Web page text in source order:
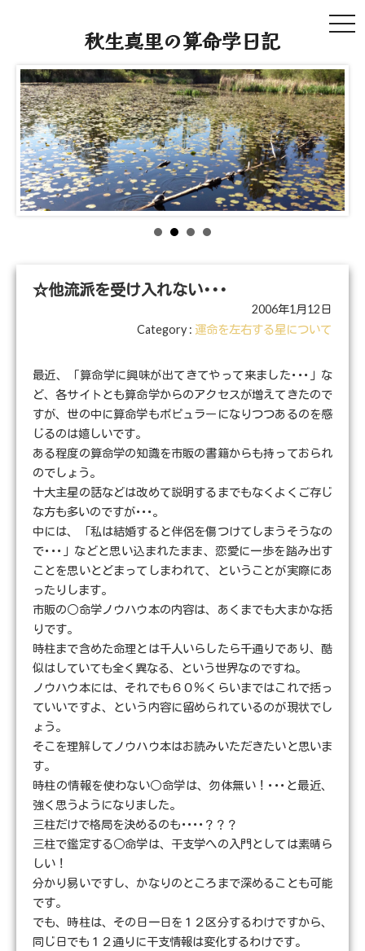
秋生真里の算命学日記
☆他流派を受け入れない･･･
2006年1月12日
Category : 運命を左右する星について
最近、「算命学に興味が出てきてやって来ました･･･」な
ど、各サイトとも算命学からのアクセスが増えてきたので
すが、世の中に算命学もポピュラーになりつつあるのを感
じるのは嬉しいです。
ある程度の算命学の知識を市販の書籍からも持っておられ
のでしょう。
十大主星の話などは改めて説明するまでもなくよくご存じ
な方も多いのですが･･･。
中には、「私は結婚すると伴侶を傷つけてしまうそうなの
で･･･」などと思い込まれたまま、恋愛に一歩を踏み出す
ことを思いとどまってしまわれて、ということが実際にあ
ったりします。
市販の○命学ノウハウ本の内容は、あくまでも大まかな括
りです。
時柱まで含めた命理とは千人いらしたら千通りであり、酷
似はしていても全く異なる、という世界なのですね。
ノウハウ本には、それでも６０％くらいまではこれで括っ
ていいですよ、という内容に留められているのが現状でし
ょう。
そこを理解してノウハウ本はお読みいただきたいと思いま
す。
時柱の情報を使わない○命学は、勿体無い！･･･と最近、
強く思うようになりました。
三柱だけで格局を決めるのも････？？？
三柱で鑑定する○命学は、干支学への入門としては素晴ら
しい！
分かり易いですし、かなりのところまで深めることも可能
です。
でも、時柱は、その日一日を１２区分するわけですから、
同じ日でも１２通りに干支情報は変化するわけです。